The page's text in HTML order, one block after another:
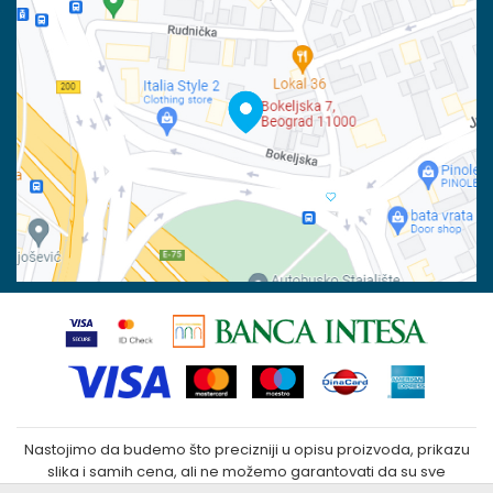
Račun
Banka Intesa 160-6000001244963-48
PIB:
100023031
Matični broj:
07790937
Isporuka
Pravo na odustajanje
Reklamacije
Povraćaj sredstava
Zamena veličine i zamena artikla za drugi
Kako kupiti
Nastojimo da budemo što precizniji u opisu proizvoda, prikazu
slika i samih cena, ali ne možemo garantovati da su sve